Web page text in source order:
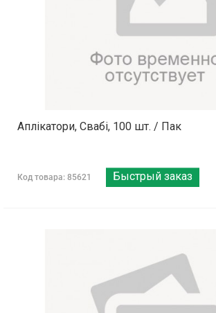
Аплікатори, Свабі, 100 шт. / Пак
Код товара: 85621 Быстрый заказ